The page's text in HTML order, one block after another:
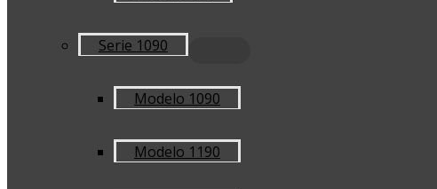
Serie 1090
Modelo 1090
Modelo 1190